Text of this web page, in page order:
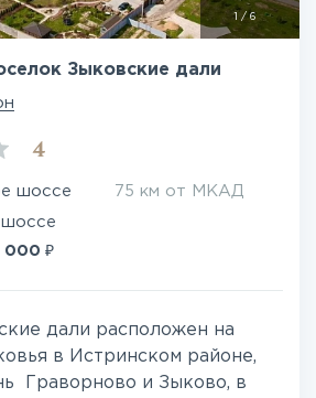
1 /6
Зыковские дали
4
шоссе 75 км от МКАД
000 ₽
дали расположен на
в Истринском районе,
Граворново и Зыково, в